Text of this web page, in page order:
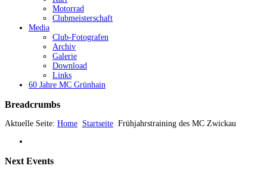
Motorrad
Clubmeisterschaft
Media
Club-Fotografen
Archiv
Galerie
Download
Links
60 Jahre MC Grünhain
Breadcrumbs
Aktuelle Seite: Home Startseite Frühjahrstraining des MC Zwickau
Next Events